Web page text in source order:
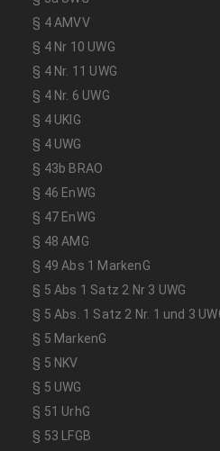
§ 4 AMVV
§ 4 Nr 10 UWG
§ 4 Nr. 11 UWG
§ 4 Nr. 6 UWG
§ 4 UKlG
§ 4 UWG
§ 43b BRAO
§ 46 EnWG
§ 47 EnWG
§ 48 AMG
§ 49 Abs 1 MarkenG
§ 5 Abs 1 Satz 2 Nr 3 UWG
§ 5 Abs. 1 Satz 2 Nr. 1 und 3
§ 5 MarkenG
§ 5 NKV
§ 5 UWG
§ 51 UrhG
§ 53 LFGB